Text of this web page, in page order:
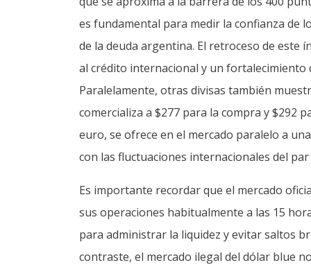
es fundamental para medir la confianza de
de la deuda argentina. El retroceso de este
al crédito internacional y un fortalecimiento
Paralelamente, otras divisas también
comercializa a $277 para la compra y $292
euro, se ofrece en el mercado paralelo a
con las fluctuaciones internacionales del
Es importante recordar que el mercado
sus operaciones habitualmente a las 15
para administrar la liquidez y evitar saltos
contraste, el mercado ilegal del dólar blue